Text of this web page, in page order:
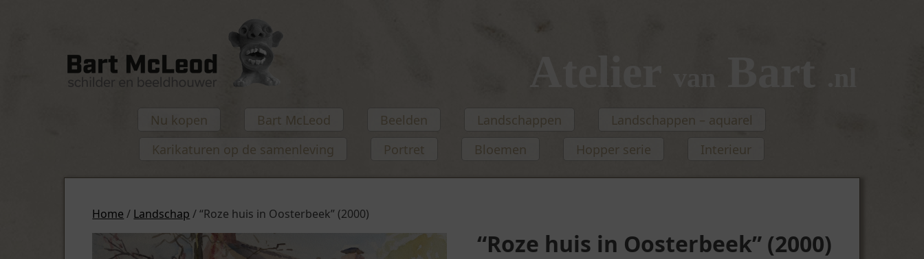
van
Nu kopen Bart McLeod Beelden Landschappen
Landschappen – aquarel
Karikaturen op de samenleving
Portret Bloemen Hopper serie Interieur
Home / Landschap / “Roze huis in Oosterbeek” (2000)
“Roze huis in Oosterbeek” (2000)